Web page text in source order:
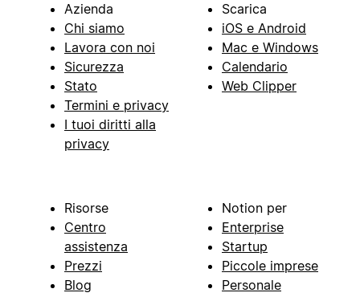
Azienda
Chi siamo
Lavora con noi
Sicurezza
Stato
Termini e privacy
I tuoi diritti alla
privacy
Scarica
iOS e Android
Mac e Windows
Calendario
Web Clipper
Risorse
Centro
assistenza
Prezzi
Blog
Notion per
Enterprise
Startup
Piccole imprese
Personale